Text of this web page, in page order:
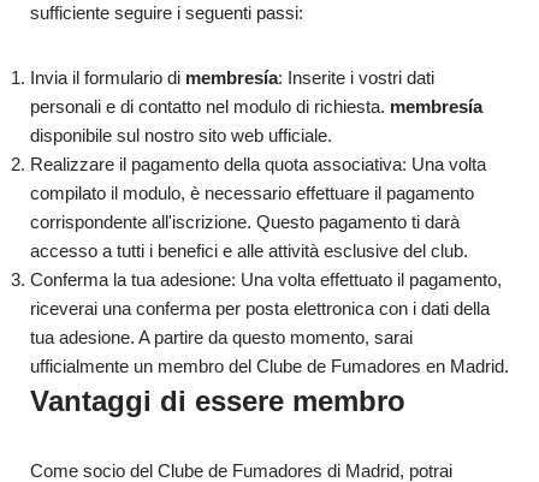
sufficiente seguire i seguenti passi:
Invia il formulario di membresía: Inserite i vostri dati
personali e di contatto nel modulo di richiesta. membresía
disponibile sul nostro sito web ufficiale.
Realizzare il pagamento della quota associativa: Una volta
compilato il modulo, è necessario effettuare il pagamento
corrispondente all'iscrizione. Questo pagamento ti darà
accesso a tutti i benefici e alle attività esclusive del club.
Conferma la tua adesione: Una volta effettuato il pagamento,
riceverai una conferma per posta elettronica con i dati della
tua adesione. A partire da questo momento, sarai
ufficialmente un membro del Clube de Fumadores en Madrid.
Vantaggi di essere membro
Come socio del Clube de Fumadores di Madrid, potrai